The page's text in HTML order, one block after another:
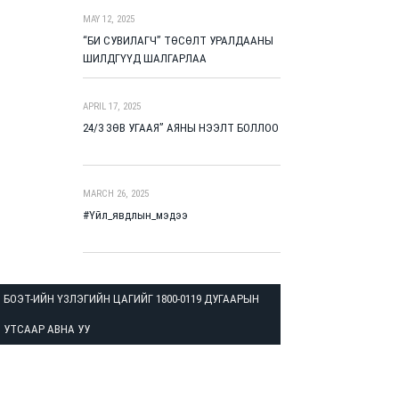
MAY 12, 2025
“БИ СУВИЛАГЧ” ТӨСӨЛТ УРАЛДААНЫ
ШИЛДГҮҮД ШАЛГАРЛАА
APRIL 17, 2025
24/3 ЗӨВ УГААЯ” АЯНЫ НЭЭЛТ БОЛЛОО
MARCH 26, 2025
#Үйл_явдлын_мэдээ
БОЭТ-ИЙН ҮЗЛЭГИЙН ЦАГИЙГ 1800-0119 ДУГААРЫН
УТСААР АВНА УУ